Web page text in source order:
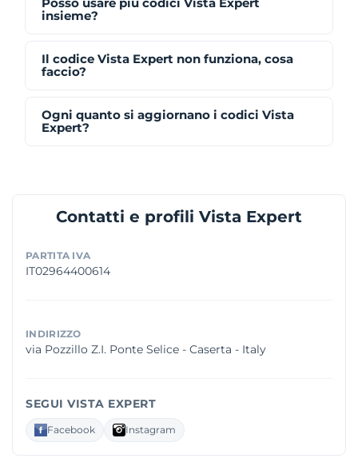
insieme?
Il codice Vista Expert non funziona, cosa
faccio?
Ogni quanto si aggiornano i codici Vista
Expert?
Contatti e profili Vista Expert
PARTITA IVA
IT02964400614
INDIRIZZO
via Pozzillo Z.I. Ponte Selice - Caserta - Italy
SEGUI VISTA EXPERT
Facebook Instagram